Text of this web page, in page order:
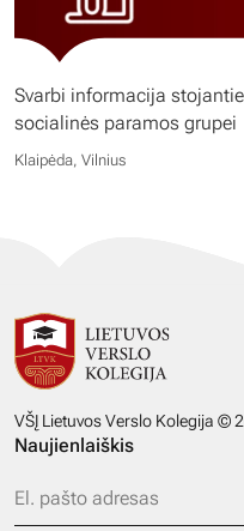
Svarbi informacija
socialinės paramos grupei
Klaipėda, Vilnius
VŠĮ Lietuvos Verslo Kolegija ©
Naujienlaiškis